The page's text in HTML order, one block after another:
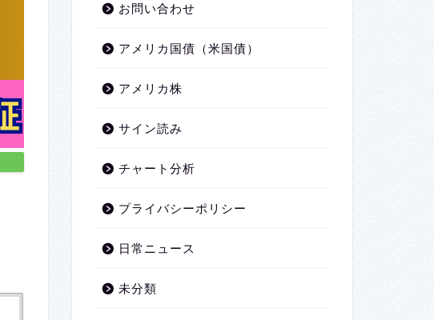
お問い合わせ
アメリカ国債（米国債）
アメリカ株
サイン読み
チャート分析
プライバシーポリシー
日常ニュース
未分類